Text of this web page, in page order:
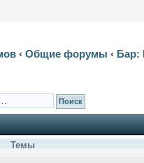
‹ Общие форумы ‹ Бар:
Темы